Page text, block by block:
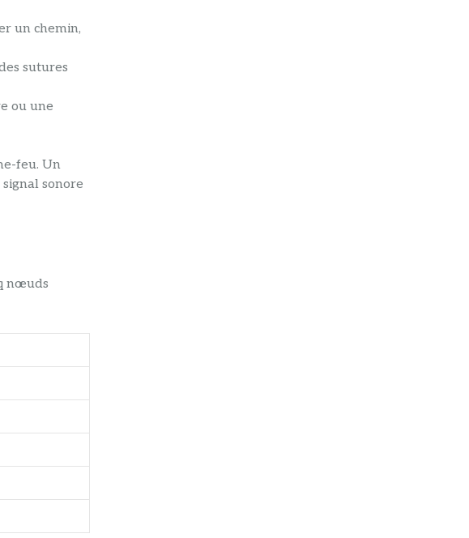
un chemin,
sutures
ou une
feu. Un
sonore
nœuds